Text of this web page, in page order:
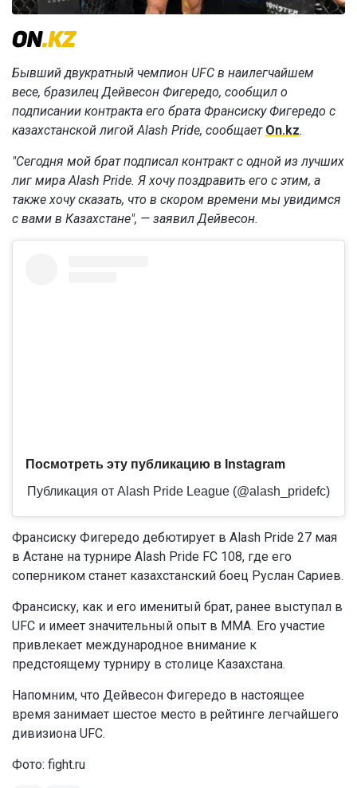
Бывший двукратный чемпион UFC в наилегчайшем
весе, бразилец Дейвесон Фигередо, сообщил о
подписании контракта его брата Франсиску Фигередо с
казахстанской лигой Alash Pride, сообщает On.kz.
"Сегодня мой брат подписал контракт с одной из лучших
лиг мира Alash Pride. Я хочу поздравить его с этим, а
также хочу сказать, что в скором времени мы увидимся
с вами в Казахстане", — заявил Дейвесон.
Посмотреть эту публикацию в Instagram
Публикация от Alash Pride League (@alash_pridefc)
Франсиску Фигередо дебютирует в Alash Pride 27 мая
в Астане на турнире Alash Pride FC 108, где его
соперником станет казахстанский боец Руслан Сариев.
Франсиску, как и его именитый брат, ранее выступал в
UFC и имеет значительный опыт в ММА. Его участие
привлекает международное внимание к
предстоящему турниру в столице Казахстана.
Напомним, что Дейвесон Фигередо в настоящее
время занимает шестое место в рейтинге легчайшего
дивизиона UFC.
Фото: fight.ru